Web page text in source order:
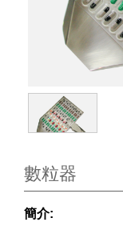
數粒器
簡介: